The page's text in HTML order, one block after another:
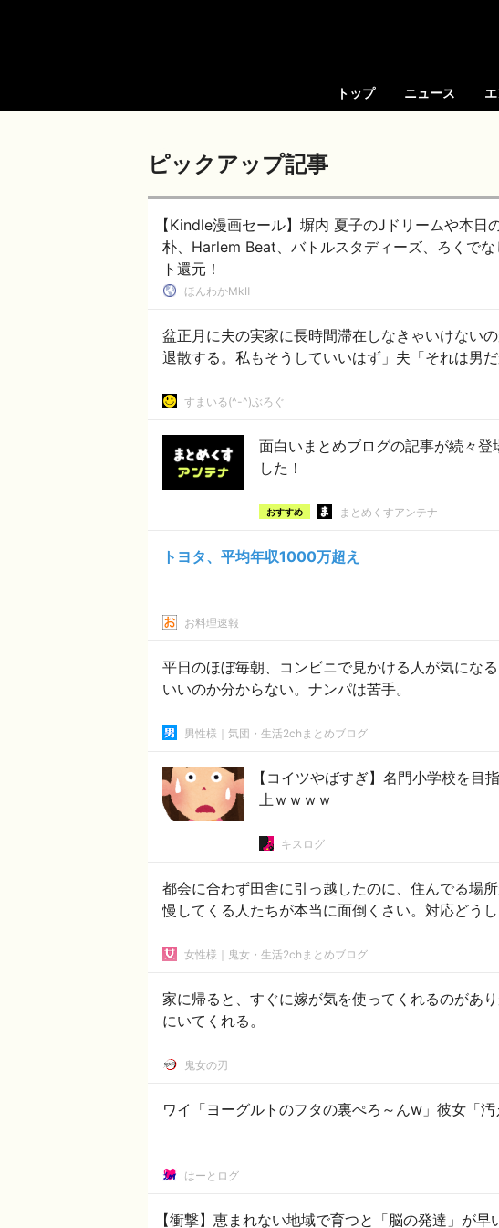
トップ ニュース
ピックアップ記事
【Kindle漫画セール】塀内 夏子のJドリームや本
朴、Harlem Beat、バトルスタディーズ、ろくで
ト還元！
ほんわかMkⅡ
盆正月に夫の実家に長時間滞在しなきゃいけない
退散する。私もそうしていいはず」夫「それは男
すまいる(^-^)ぶろぐ
面白いまとめブログの記事が続々
した！
おすすめ まとめくすアンテナ
トヨタ、平均年収1000万超え
お料理速報
平日のほぼ毎朝、コンビニで見かける人が気にな
いいのか分からない。ナンパは苦手。
男性様｜気団・生活2chまとめブログ
【コイツやばすぎ】名門小学校を目
上ｗｗｗｗ
キスログ
都会に合わず田舎に引っ越したのに、住んでる場
慢してくる人たちが本当に面倒くさい。対応どうし
女性様｜鬼女・生活2chまとめブログ
家に帰ると、すぐに嫁が気を使ってくれるのがあ
にいてくれる。
鬼女の刃
ワイ「ヨーグルトのフタの裏ぺろ～んw」彼女「汚
はーとログ
【衝撃】恵まれない地域で育つと「脳の発達」が早